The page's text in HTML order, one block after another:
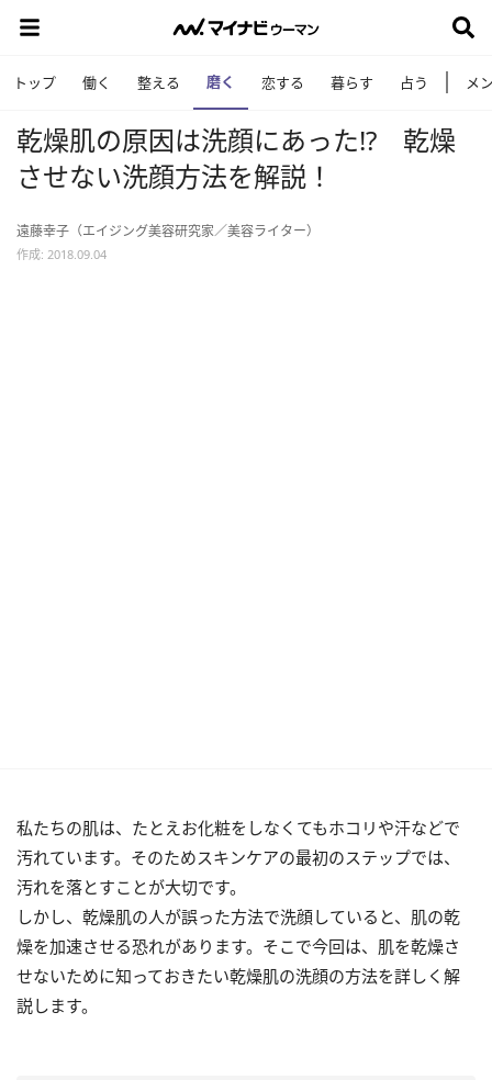
トップ 働く 整える 磨く 恋する 暮らす 占う メ
乾燥肌の原因は洗顔にあった!? 乾燥
させない洗顔方法を解説！
遠藤幸子（エイジング美容研究家／美容ライター）
作成: 2018.09.04
私たちの肌は、たとえお化粧をしなくてもホコリや汗などで
汚れています。そのためスキンケアの最初のステップでは、
汚れを落とすことが大切です。
しかし、乾燥肌の人が誤った方法で洗顔していると、肌の乾
燥を加速させる恐れがあります。そこで今回は、肌を乾燥さ
せないために知っておきたい乾燥肌の洗顔の方法を詳しく解
説します。